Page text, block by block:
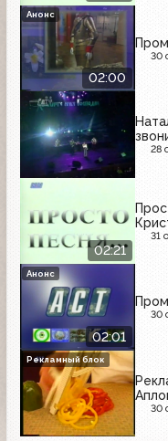
02:00
30
Анонс
28
02:21
31
02:01
30
Анонс
30
Рекламный блок